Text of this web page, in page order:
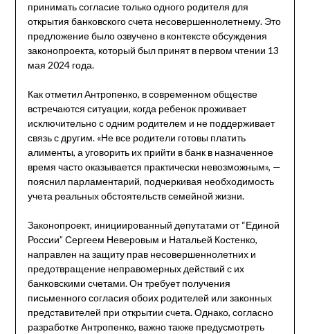
принимать согласие только одного родителя для
открытия банковского счета несовершеннолетнему. Это
предложение было озвучено в контексте обсуждения
законопроекта, который был принят в первом чтении 13
мая 2024 года.
Как отметил Антропенко, в современном обществе
встречаются ситуации, когда ребенок проживает
исключительно с одним родителем и не поддерживает
связь с другим. «Не все родители готовы платить
алименты, а уговорить их прийти в банк в назначенное
время часто оказывается практически невозможным», —
пояснил парламентарий, подчеркивая необходимость
учета реальных обстоятельств семейной жизни.
Законопроект, инициированный депутатами от “Единой
России” Сергеем Неверовым и Натальей Костенко,
направлен на защиту прав несовершеннолетних и
предотвращение неправомерных действий с их
банковскими счетами. Он требует получения
письменного согласия обоих родителей или законных
представителей при открытии счета. Однако, согласно
разработке Антропенко, важно также предусмотреть